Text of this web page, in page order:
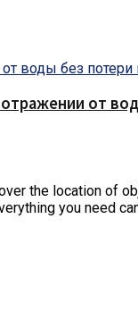
отражении от
the location of
you need